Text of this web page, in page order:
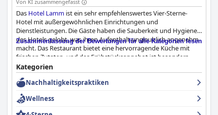
Von KI zusammengefasst
Das Hotel Lamm ist ein sehr empfehlenswertes Vier-Sterne-
Hotel mit außergewöhnlichen Einrichtungen und
Dienstleistungen. Die Gäste haben die Sauberkeit und Hygiene
des Hotels gelobt, was ihren Aufenthalt unglaublich angenehm
macht. Das Restaurant bietet eine hervorragende Küche mit
frischen Zutaten, und das Frühstücksangebot ist besonders
bemerkenswert, da es eine große Auswahl bietet. Der
Wellnessbereich des Hotels eignet sich hervorragend zum
Entspannen und Verjüngen. Obwohl einige Gäste die
Entfernung einiger Zimmer vom Hauptbereich des Hotels
bemängelten, waren die Gäste insgesamt von den
Annehmlichkeiten des Hotels beeindruckt, auch wenn einige der
Zusammenfassung der Bewertungen für alle Kategorien lesen
Kategorien
Nachhaltigkeitspraktiken
Wellness